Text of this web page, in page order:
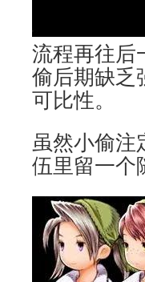
流程再往后
偷后期缺乏
可比性。
虽然小偷注
伍里留一个